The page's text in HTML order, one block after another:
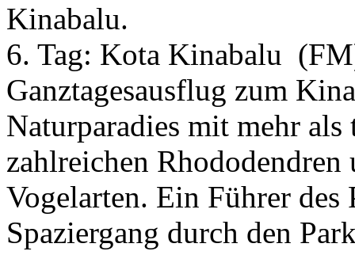
Kinabalu.
6. Tag: Kota Kinabalu
Ganztagesausflug zum
Naturparadies mit mehr
zahlreichen
Vogelarten. Ein Führer
Spaziergang durch den